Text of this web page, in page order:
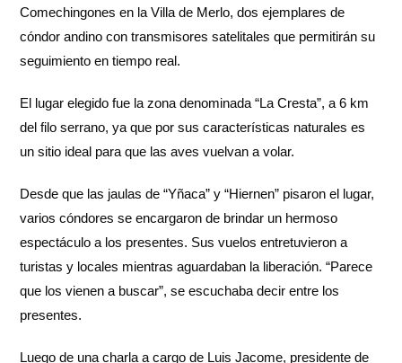
Comechingones en la Villa de Merlo, dos ejemplares de
cóndor andino con transmisores satelitales que permitirán su
seguimiento en tiempo real.
El lugar elegido fue la zona denominada “La Cresta”, a 6 km
del filo serrano, ya que por sus características naturales es
un sitio ideal para que las aves vuelvan a volar.
Desde que las jaulas de “Yñaca” y “Hiernen” pisaron el lugar,
varios cóndores se encargaron de brindar un hermoso
espectáculo a los presentes. Sus vuelos entretuvieron a
turistas y locales mientras aguardaban la liberación. “Parece
que los vienen a buscar”, se escuchaba decir entre los
presentes.
Luego de una charla a cargo de Luis Jacome, presidente de